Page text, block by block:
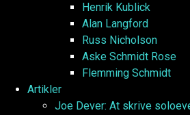
Henrik Kublick
Alan Langford
Russ Nicholson
Aske Schmidt Rose
Flemming Schmidt
Artikler
Joe Dever: At skrive